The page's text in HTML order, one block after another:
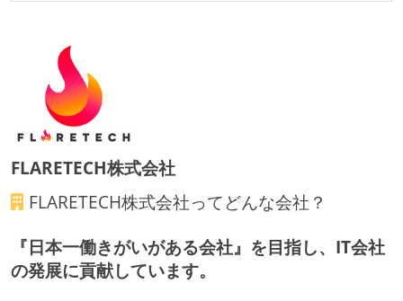
継続的なデプロイ（デリバリー）を行っている
ワークフローの整備
全てのコードをバージョン管理ツールで管理している
各メンバーが実装したコードのマージは Pull Request
ベースで行われる
コードによるインフラ構成管理（Infrastructure as
オープンな情報共有
FLARETECH株式会社
FLARETECH株式会社ってどんな会社？
『日本一働きがいがある会社』を目指し、IT会社
の発展に貢献しています。